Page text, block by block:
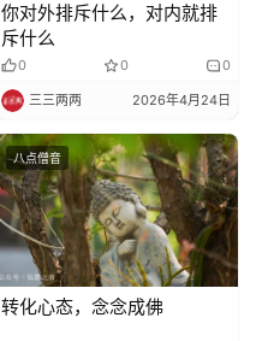
你对外排斥什么，对内就排
斥什么
0 0 0
三三两两 2026年4月24日
八点僧音
转化心态，念念成佛